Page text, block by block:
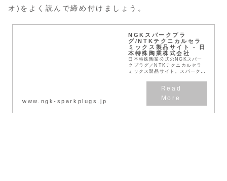
オ)をよく読んで締め付けましょう。
NGKスパークプラ
グ/NTKテクニカルセラ
ミックス製品サイト - 日
本特殊陶業株式会社
日本特殊陶業公式のNGKスパー
クプラグ／NTKテクニカルセラ
ミックス製品サイト。スパークプ
O₂センサ、ラジエターキャッ
プ、AFRMなど、製品情...
www.ngk-sparkplugs.jp